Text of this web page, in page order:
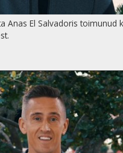
Anas El Salvadoris toimunud